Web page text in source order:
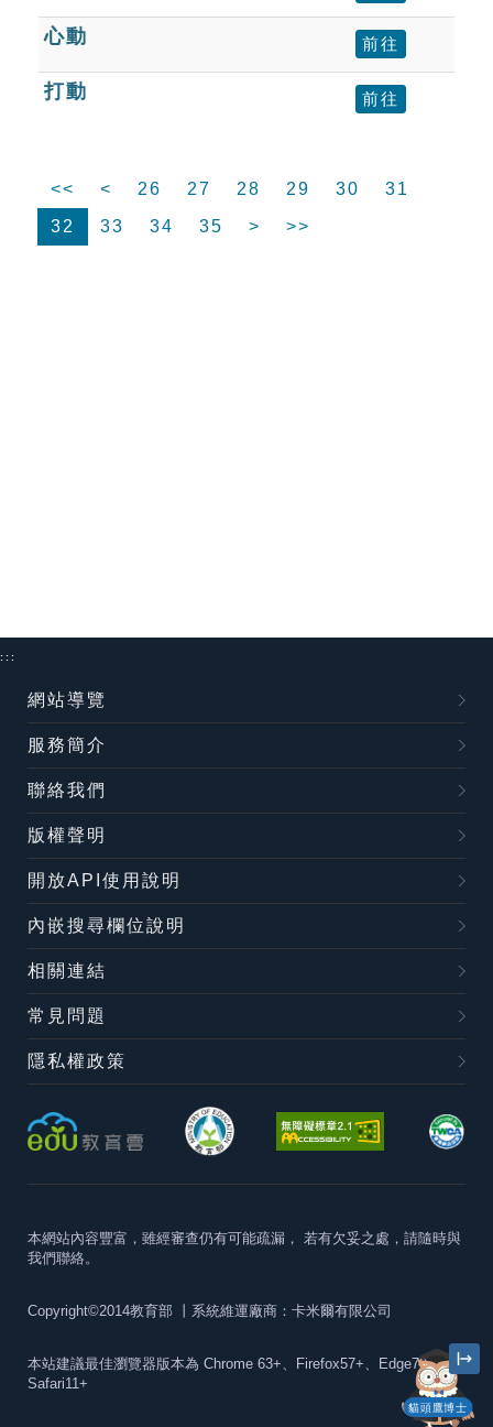
心動 前往
打動 前往
<< < 26 27 28 29 30
31
32
33 34 35 > >>
貓頭鷹博士
:::
網站導覽
服務簡介
聯絡我們
版權聲明
開放API使用說明
內嵌搜尋欄位說明
相關連結
常見問題
隱私權政策
本網站內容豐富，雖經審查仍有可能疏漏， 若有欠妥之處，請隨時與
我們聯絡。
Copyright©2014教育部 丨系統維運廠商：卡米爾有限公司
本站建議最佳瀏覽器版本為 Chrome 63+、Firefox57+、Edge79+及
Safari11+